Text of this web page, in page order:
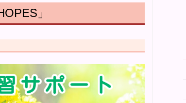
」